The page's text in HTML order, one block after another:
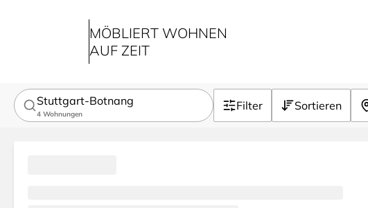
MÖBLIERT WOHNEN
AUF ZEIT
Stuttgart-Botnang
4 Wohnungen
Filter Sortieren